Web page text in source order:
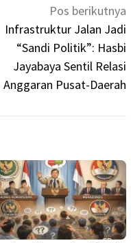
Pos berikutnya
Infrastruktur Jalan Jadi
“Sandi Politik”: Hasbi
Jayabaya Sentil Relasi
Anggaran Pusat-Daerah